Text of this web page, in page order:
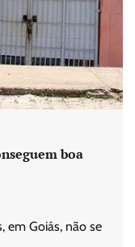
boa
em Goiás, não se